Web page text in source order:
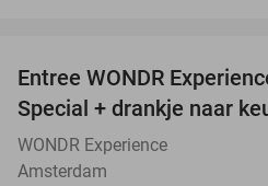
Entree WONDR
Special + drankje naar
WONDR Experience
Amsterdam